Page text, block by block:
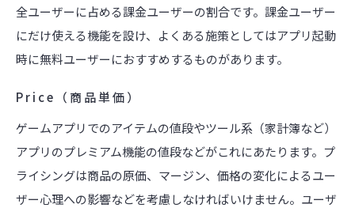
全ユーザーに占める課金ユーザーの割合です。課金ユーザー
にだけ使える機能を設け、よくある施策としてはアプリ起動
時に無料ユーザーにおすすめするものがあります。
Price（商品単価）
ゲームアプリでのアイテムの値段やツール系（家計簿など）
アプリのプレミアム機能の値段などがこれにあたります。プ
ライシングは商品の原価、マージン、価格の変化によるユー
ザー心理への影響などを考慮しなければいけません。ユーザ